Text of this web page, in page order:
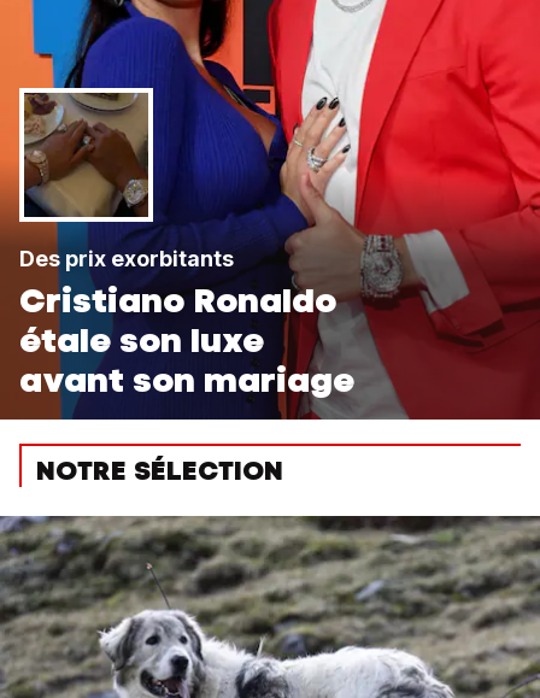
Des prix exorbitants
Cristiano Ronaldo
étale son luxe
avant son mariage
NOTRE SÉLECTION